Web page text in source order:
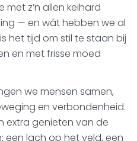
z’n allen keihard
— en wát hebben we al
het tijd om stil te staan bij
en met frisse moed
we mensen samen,
en verbondenheid.
extra genieten van de
een lach op het veld, een